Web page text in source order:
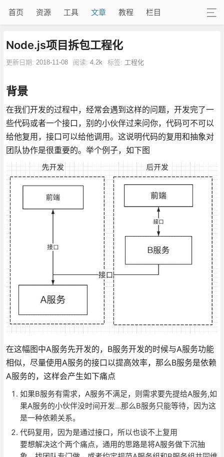
首页 资源 工具 文章 教程 栏目
Node.js项目拆包工程化
更新日期: 2018-11-08 阅读: 4.2k 标签: 工程化
背景
在我们开发的过程中，经常会遇到这样的问题，开发完了一
些代码或者一个接口，别的小伙伴过来问你，代码可不可以
给他复用，接口可以给他调用。这说明代码的复用和抽象对
团队协作是很重要的。举个例子，如下图
在这幅图中A服务先开发的，B服务开发的时候与A服务功能
相似，尽量使用A服务的接口以提高效率，那么B服务是依赖
A服务的，这样会产生如下痛点
如果B服务有需求，A服务不满足，则需求要先提给A服务,如
果A服务的小伙伴没时间开发…那么B服务只能等待，因为这
是一种依赖关系。
代码复用，因为是通过接口，所以也谈不上复用
要想解决这个两个痛点，通用的思路是将A服务做下沉抽